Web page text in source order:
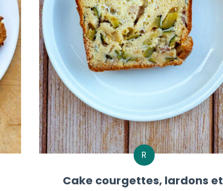
R
Cake courgettes, lardons et